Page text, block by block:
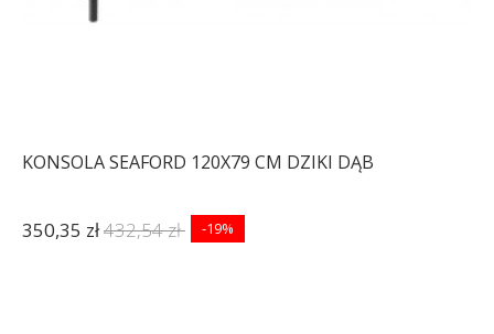
KONSOLA SEAFORD 120X79 CM DZIKI DĄB
350,35 zł432,54 zł -19%